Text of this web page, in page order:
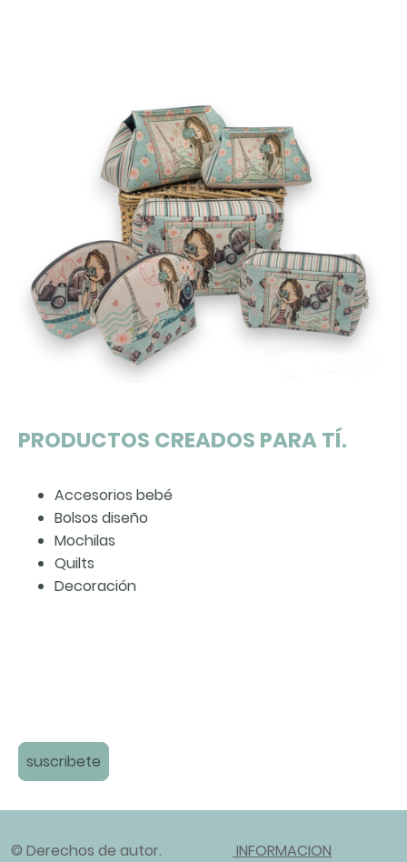
PRODUCTOS CREADOS PARA TÍ.
Accesorios bebé
Bolsos diseño
Mochilas
Quilts
Decoración
suscribete
© Derechos de autor. INFORMACION